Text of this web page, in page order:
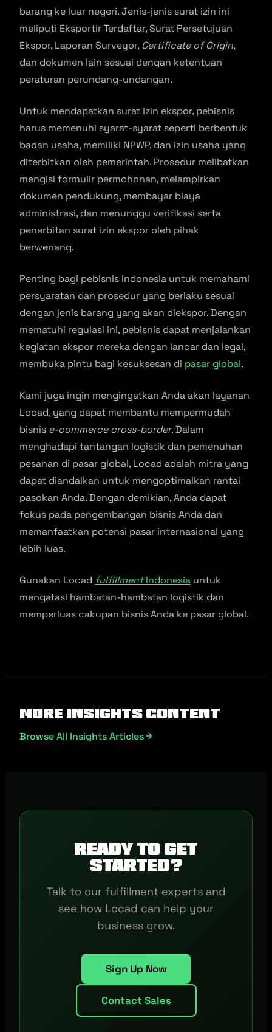
barang ke luar negeri. Jenis-jenis surat izin ini
meliputi Eksportir Terdaftar, Surat Persetujuan
Ekspor, Laporan Surveyor, Certificate of Origin,
dan dokumen lain sesuai dengan ketentuan
peraturan perundang-undangan.
Untuk mendapatkan surat izin ekspor, pebisnis
harus memenuhi syarat-syarat seperti berbentuk
badan usaha, memiliki NPWP, dan izin usaha yang
diterbitkan oleh pemerintah. Prosedur melibatkan
mengisi formulir permohonan, melampirkan
dokumen pendukung, membayar biaya
administrasi, dan menunggu verifikasi serta
penerbitan surat izin ekspor oleh pihak
berwenang.
Penting bagi pebisnis Indonesia untuk memahami
persyaratan dan prosedur yang berlaku sesuai
dengan jenis barang yang akan diekspor. Dengan
mematuhi regulasi ini, pebisnis dapat menjalankan
kegiatan ekspor mereka dengan lancar dan legal,
membuka pintu bagi kesuksesan di pasar global.
Kami juga ingin mengingatkan Anda akan layanan
Locad, yang dapat membantu mempermudah
bisnis e-commerce cross-border. Dalam
menghadapi tantangan logistik dan pemenuhan
pesanan di pasar global, Locad adalah mitra yang
dapat diandalkan untuk mengoptimalkan rantai
pasokan Anda. Dengan demikian, Anda dapat
fokus pada pengembangan bisnis Anda dan
memanfaatkan potensi pasar internasional yang
lebih luas.
Gunakan Locad fulfillmentIndonesia untuk
mengatasi hambatan-hambatan logistik dan
memperluas cakupan bisnis Anda ke pasar global.
More Insights Content
Browse All Insights Articles
Ready to get
started?
Talk to our fulfillment experts and
see how Locad can help your
business grow.
Sign Up Now
Contact Sales